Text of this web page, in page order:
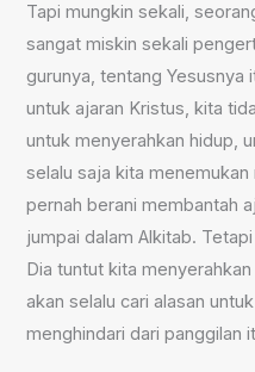
Tapi mungkin sekali,
sangat miskin sekali
gurunya, tentang Yesusnya
untuk ajaran Kristus, kita
untuk menyerahkan hidup,
selalu saja kita
pernah berani membantah
jumpai dalam Alkitab.
Dia tuntut kita
akan selalu cari alasan
menghindari dari panggilan